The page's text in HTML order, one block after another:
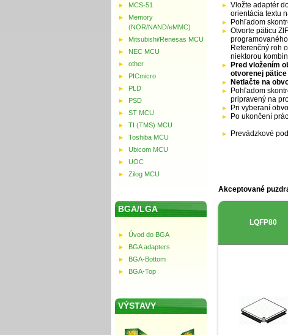
MCS-51
Memory
(NOR/NAND/eMMC)
Mitsubishi/Renesas MCU
NEC MCU
other
PICmicro
PLD
PSD
ST MCU
TI (TMS) MCU
Toshiba MCU
Ubicom MCU
UOC
Zilog MCU
BGA/LGA
Úvod do BGA
BGA adapters
BGA-Bottom
BGA-Top
VÝSTAVY
Vložte adaptér
orientácia textu
Pohľadom
Otvorte päticu
Referenčný roh
niektorou
Pred vložením
otvorenej
Netlačte na
Pohľadom
pripravený na
Pri vyberaní
Po ukončení
Prevádzkové
Akceptované
LQFP80